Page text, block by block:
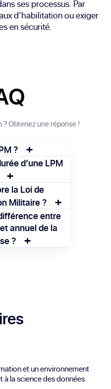
ses processus. Par
d’habilitation ou exiger
en sécurité.
? Obtenez une réponse !
? +
les besoins de la
organise les
et les
années.
d’une LPM
+
couvre une période
votée par le
révisée si
la Loi de
Militaire ?
+
par le ministère des
les états-majors,
pour
entre
annuel de la
?
+
et un environnement
à la science des données.